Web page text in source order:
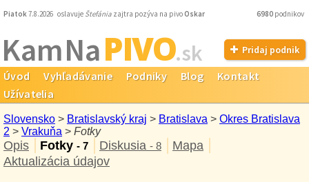
Piatok7.8.2026 oslavuje Štefánia zajtra pozýva na pivoOskar 6980 podnikov
Kam NaPIVO.sk Pridaj podnik
Úvod Vyhľadávanie Podniky Blog
Kontakt
Užívatelia
Slovensko > Bratislavský kraj > Bratislava > Okres Bratislava
2 > Vrakuňa > Fotky
Opis Fotky - 7 Diskusia - 8
Mapa
Aktualizácia údajov